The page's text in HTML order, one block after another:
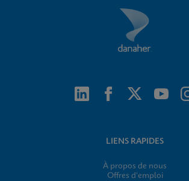
LIENS RAPIDES
À propos de nous
Offres d'emploi